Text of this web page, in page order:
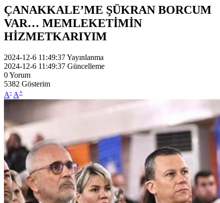
ÇANAKKALE’ME ŞÜKRAN BORCUM
VAR… MEMLEKETİMİN
HİZMETKARIYIM
2024-12-6 11:49:37Yayınlanma
2024-12-6 11:49:37 Güncelleme
0Yorum
5382 Gösterim
A- A+